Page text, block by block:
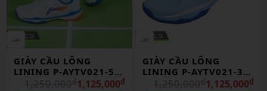
5
GIÀY CẦU LÔNG
LINING P-AYTV021-3
CHÍNH HÃNG1,125,000
1,250,000 ₫
Giày Cầu Lông
Ayzu011-1 Chính
Hãng
2,650,000 ₫